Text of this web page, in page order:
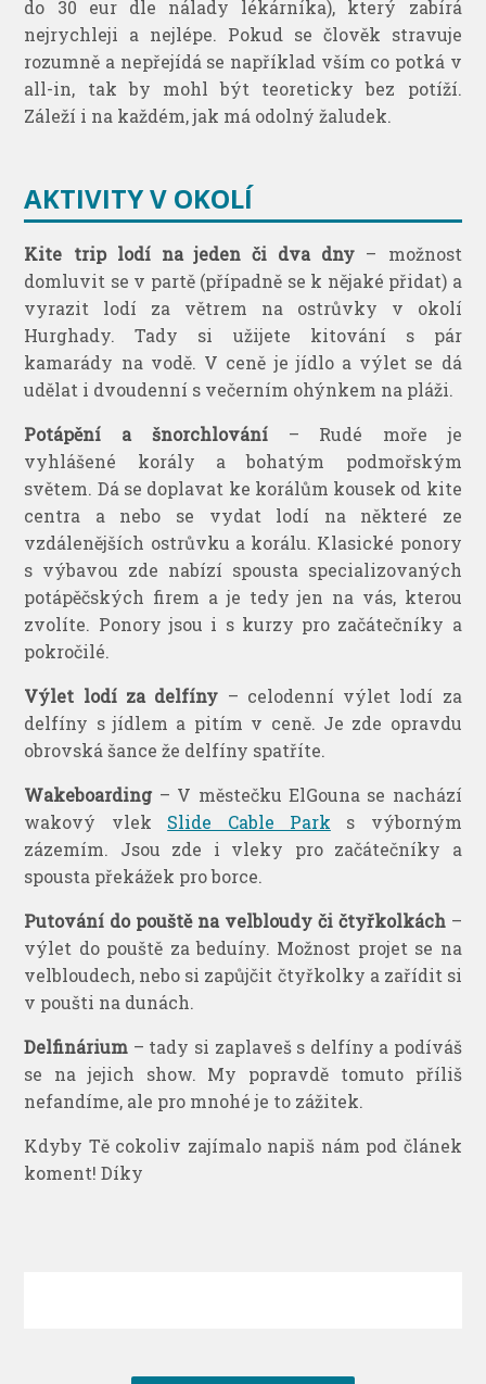
do 30 eur dle nálady lékárníka), který zabírá
nejrychleji a nejlépe. Pokud se člověk stravuje
rozumně a nepřejídá se například vším co potká v
all-in, tak by mohl být teoreticky bez potíží.
Záleží i na každém, jak má odolný žaludek.
AKTIVITY V OKOLÍ
Kite trip lodí na jeden či dva dny – možnost
domluvit se v partě (případně se k nějaké přidat) a
vyrazit lodí za větrem na ostrůvky v okolí
Hurghady. Tady si užijete kitování s pár
kamarády na vodě. V ceně je jídlo a výlet se dá
udělat i dvoudenní s večerním ohýnkem na pláži.
Potápění a šnorchlování– Rudé moře je
vyhlášené korály a bohatým podmořským
světem. Dá se doplavat ke korálům kousek od kite
centra a nebo se vydat lodí na některé ze
vzdálenějších ostrůvku a korálu. Klasické ponory
s výbavou zde nabízí spousta specializovaných
potápěčských firem a je tedy jen na vás, kterou
zvolíte. Ponory jsou i s kurzy pro začátečníky a
pokročilé.
Výlet lodí za delfíny – celodenní výlet lodí za
delfíny s jídlem a pitím v ceně. Je zde opravdu
obrovská šance že delfíny spatříte.
Wakeboarding– V městečku ElGouna se nachází
wakový vlek Slide Cable Park s výborným
zázemím. Jsou zde i vleky pro začátečníky a
spousta překážek pro borce.
Putování do pouště na velbloudy či čtyřkolkách–
výlet do pouště za beduíny. Možnost projet se na
velbloudech, nebo si zapůjčit čtyřkolky a zařídit si
v poušti na dunách.
Delfinárium – tady si zaplaveš s delfíny a podíváš
se na jejich show. My popravdě tomuto příliš
nefandíme, ale pro mnohé je to zážitek.
Kdyby Tě cokoliv zajímalo napiš nám pod článek
koment! Díky